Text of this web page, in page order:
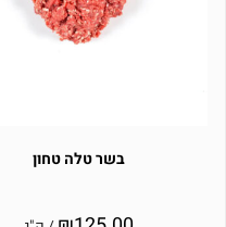
בשר טלה טחון